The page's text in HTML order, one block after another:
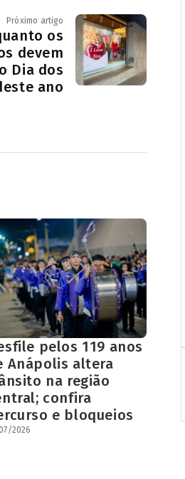
Próximo artigo
os
devem
Dia dos
ano
pelos 119 anos
Anápolis altera
na região
confira
e bloqueios
2026